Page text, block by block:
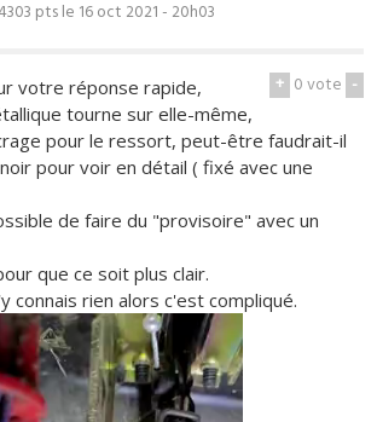
ptsle 16 oct 2021 - 20h03
+ 0vote -
votre réponse rapide,
tourne sur elle-même,
pour le ressort, peut-être faudrait-il
pour voir en détail ( fixé avec une
de faire du "provisoire" avec un
que ce soit plus clair.
connais rien alors c'est compliqué.